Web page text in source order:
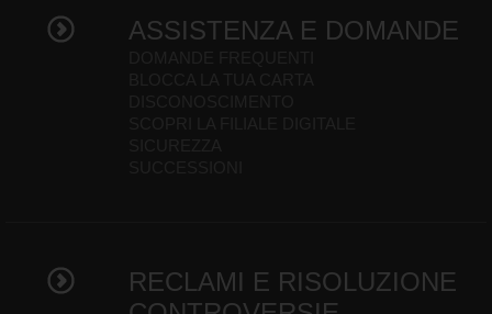
ASSISTENZA E DOMANDE
RECLAMI E RISOLUZIONE